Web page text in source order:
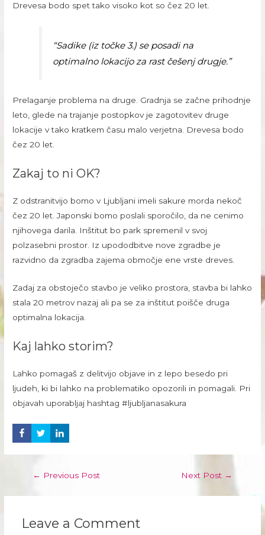
Drevesa bodo spet tako visoko kot so čez 20 let.
“Sadike (iz točke 3.) se posadi na
optimalno lokacijo za rast češenj drugje.”
Prelaganje problema na druge. Gradnja se začne prihodnje
leto, glede na trajanje postopkov je zagotovitev druge
lokacije v tako kratkem času malo verjetna. Drevesa bodo
čez 20 let.
Zakaj to ni OK?
Z odstranitvijo bomo v Ljubljani imeli sakure morda nekoč
čez 20 let. Japonski bomo poslali sporočilo, da ne cenimo
njihovega darila. Inštitut bo park spremenil v svoj
polzasebni prostor. Iz upododbitve nove zgradbe je
razvidno da zgradba zajema območje ene vrste dreves.
Zadaj za obstoječo stavbo je veliko prostora, stavba bi lahko
stala 20 metrov nazaj ali pa se za inštitut poišče druga
optimalna lokacija.
Kaj lahko storim?
Lahko pomagaš z delitvijo objave in z lepo besedo pri
ljudeh, ki bi lahko na problematiko opozorili in pomagali. Pri
objavah uporabljaj hashtag #ljubljanasakura
Post
← Previous Post Next Post →
Leave a Comment